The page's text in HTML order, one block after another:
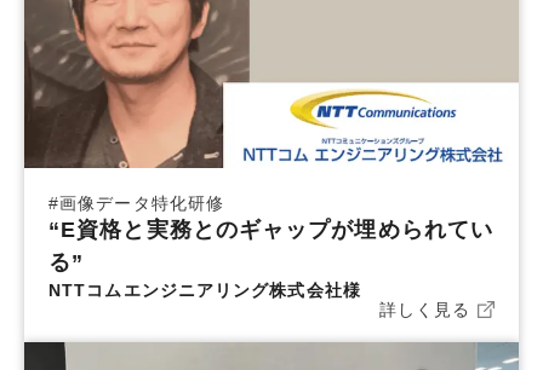
#画像データ特化研修
“E資格と実務とのギャップが埋められてい
る”
NTTコムエンジニアリング株式会社様
詳しく見る